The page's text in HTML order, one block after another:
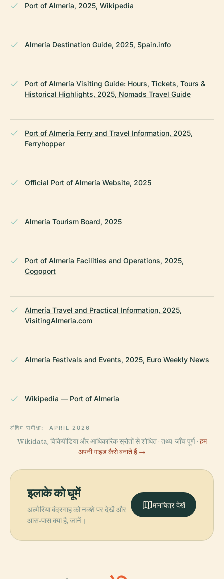
Port of Almería, 2025, Wikipedia
Almería Destination Guide, 2025, Spain.info
Port of Almería Visiting Guide: Hours, Tickets, Tours &
Historical Highlights, 2025, Nomads Travel Guide
Port of Almería Ferry and Travel Information, 2025,
Ferryhopper
Official Port of Almería Website, 2025
Almería Tourism Board, 2025
Port of Almería Facilities and Operations, 2025,
Cogoport
Almería Travel and Practical Information, 2025,
VisitingAlmeria.com
Almería Festivals and Events, 2025, Euro Weekly News
Wikipedia — Port of Almeria
अंतिम समीक्षा: APRIL 2026
Wikidata, विकिपीडिया और आधिकारिक स्रोतों से शोधित · तथ्य-जाँच पूर्ण · हम
अपनी गाइड कैसे बनाते हैं →
इलाके को घूमें
अल्मेरिया बंदरगाह को नक्शे पर देखें और
आस-पास क्या है, जानें।
मानचित्र देखें